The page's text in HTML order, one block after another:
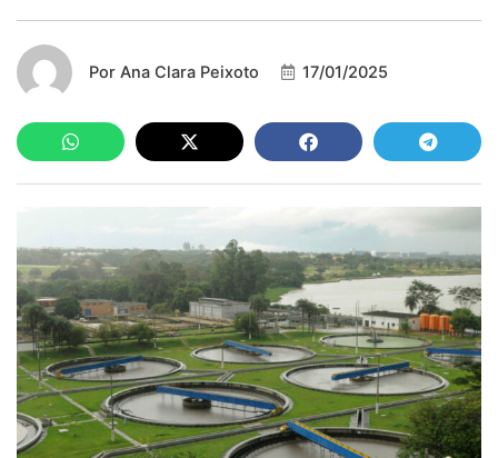
Por Ana Clara Peixoto 17/01/2025